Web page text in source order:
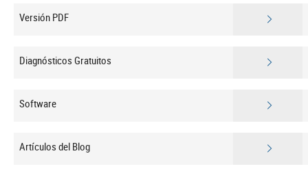
Versión PDF
Diagnósticos Gratuitos
Software
Artículos del Blog